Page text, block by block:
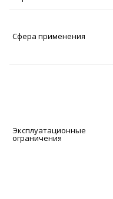
Сфера применения
Эксплуатационные
ограничения